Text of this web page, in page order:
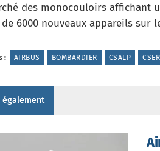
des monocouloirs affichant
6000 nouveaux appareils sur
: AIRBUS BOMBARDIER CSALP
également